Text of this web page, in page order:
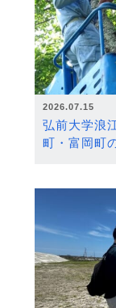
2026.07.15
弘前大学浪
町・富岡町